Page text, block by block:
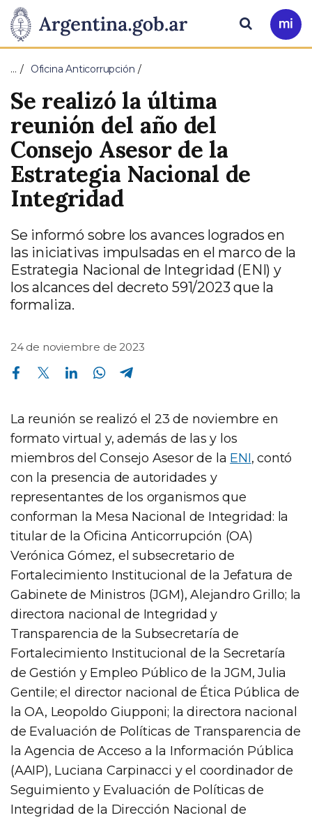
Presidencia
de
la
Nación
Pasar al contenido principal
Ir
a
Buscar
… Oficina Anticorrupción
Se realizó la última
reunión del año del
Consejo Asesor de la
Estrategia Nacional de
Integridad
Se informó sobre los avances logrados en
las iniciativas impulsadas en el marco de la
Estrategia Nacional de Integridad (ENI) y
los alcances del decreto 591/2023 que la
formaliza.
24 de noviembre de 2023
Compartir en Facebook Compartir en Twitter Compartir en Linkedin Compartir en Whatsapp
La reunión se realizó el 23 de noviembre en
formato virtual y, además de las y los
miembros del Consejo Asesor de la ENI, contó
con la presencia de autoridades y
representantes de los organismos que
conforman la Mesa Nacional de Integridad: la
titular de la Oficina Anticorrupción (OA)
Verónica Gómez, el subsecretario de
Fortalecimiento Institucional de la Jefatura de
Gabinete de Ministros (JGM), Alejandro Grillo; la
directora nacional de Integridad y
Transparencia de la Subsecretaría de
Fortalecimiento Institucional de la Secretaría
de Gestión y Empleo Público de la JGM, Julia
Gentile; el director nacional de Ética Pública de
la OA, Leopoldo Giupponi; la directora nacional
de Evaluación de Políticas de Transparencia de
la Agencia de Acceso a la Información Pública
(AAIP), Luciana Carpinacci y el coordinador de
Seguimiento y Evaluación de Políticas de
Integridad de la Dirección Nacional de